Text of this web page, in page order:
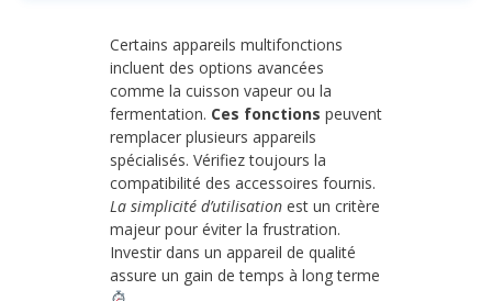
Certains appareils multifonctions
incluent des options avancées
comme la cuisson vapeur ou la
fermentation. Ces fonctions peuvent
remplacer plusieurs appareils
spécialisés. Vérifiez toujours la
compatibilité des accessoires fournis.
La simplicité d’utilisation est un critère
majeur pour éviter la frustration.
Investir dans un appareil de qualité
assure un gain de temps à long terme